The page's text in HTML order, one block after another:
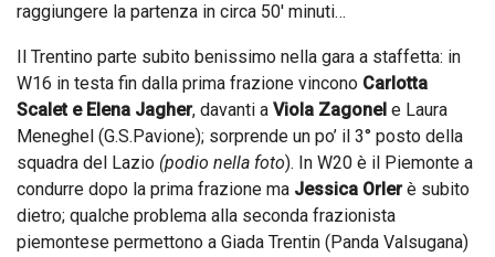
raggiungere la partenza in circa 50′ minuti…
Il Trentino parte subito benissimo nella gara a staffetta: in
W16 in testa fin dalla prima frazione vincono Carlotta
Scalet e Elena Jagher, davanti a Viola Zagonel e Laura
Meneghel (G.S.Pavione); sorprende un po’ il 3° posto della
squadra del Lazio (podio nella foto). In W20 è il Piemonte a
condurre dopo la prima frazione ma Jessica Orlerè subito
dietro; qualche problema alla seconda frazionista
piemontese permettono a Giada Trentin (Panda Valsugana)